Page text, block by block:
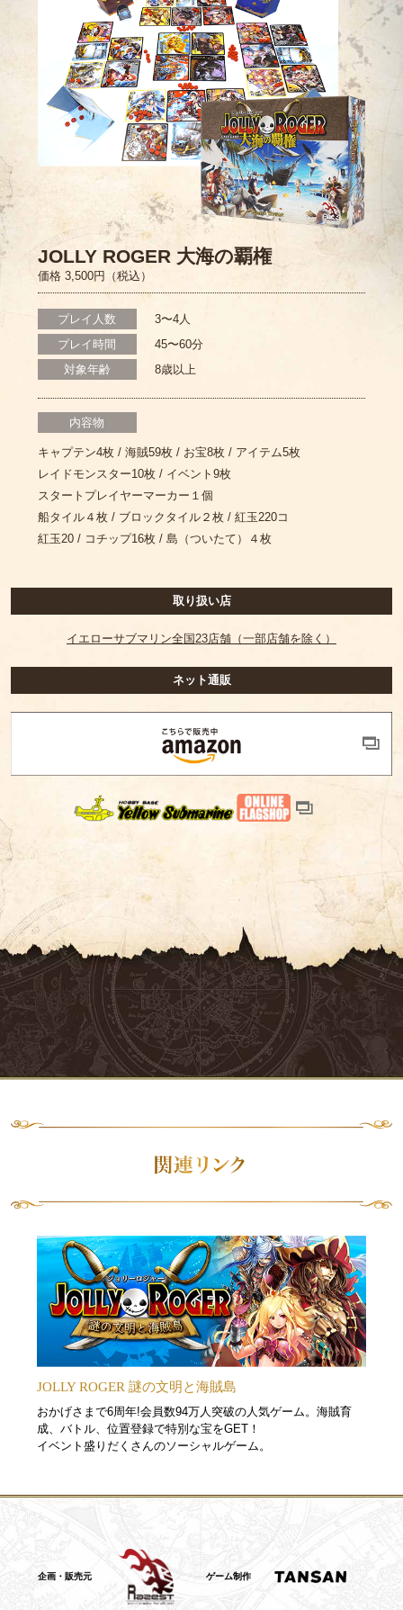
JOLLY ROGER 大海の覇権
価格 3,500円（税込）
プレイ人数
3〜4人
プレイ時間
45〜60分
対象年齢
8歳以上
内容物
キャプテン4枚 / 海賊59枚 / お宝8枚 / アイテム5枚
レイドモンスター10枚 / イベント9枚
スタートプレイヤーマーカー１個
船タイル４枚 / ブロックタイル２枚 / 紅玉220コ
紅玉20 / コチップ16枚 / 島（ついたて）４枚
取り扱い店
イエローサブマリン全国23店舗（一部店舗を除く）
ネット通販
JOLLY ROGER 謎の文明と海賊島
おかげさまで6周年!会員数94万人突破の人気ゲーム。海賊育
成、バトル、位置登録で特別な宝をGET！
イベント盛りだくさんのソーシャルゲーム。
企画・販売元 ゲーム制作